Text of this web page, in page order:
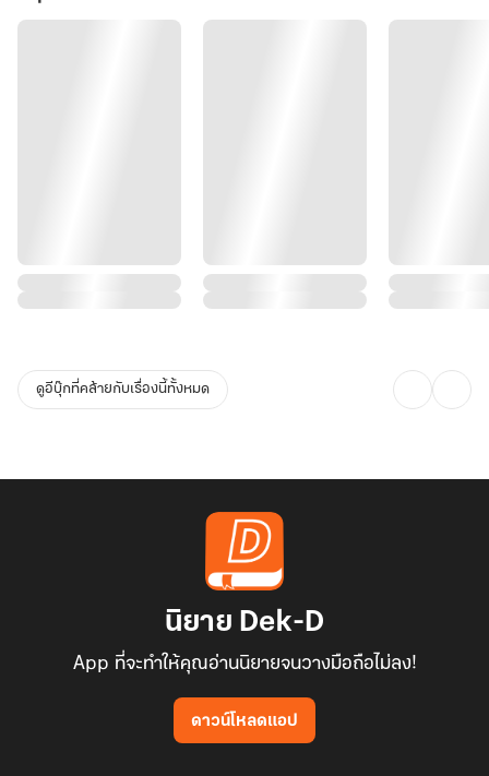
ถ้ารักถ้าชอบตัวละคร อย่าลืมมอบหัวใจดวงน้อย ๆ ให้กันด้วยนะคะ
ขอบพระคุณมากจริง ๆ ค่ะที่เปิดโอกาสให้นักเขียนหน้าใหม่คนนี้ได้มอบ
ดูอีบุ๊กที่คล้ายกับเรื่องนี้ทั้งหมด
นิยาย Dek-D
App ที่จะทำให้คุณอ่านนิยายจนวางมือถือไม่ลง!
ดาวน์โหลดแอป